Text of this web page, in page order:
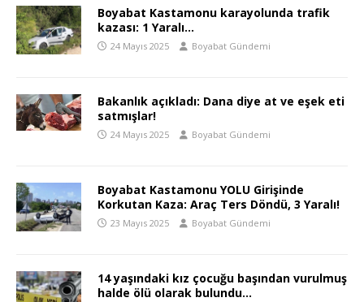
Boyabat Kastamonu karayolunda trafik
kazası: 1 Yaralı…
24 Mayıs 2025 Boyabat Gündemi
Bakanlık açıkladı: Dana diye at ve eşek eti
satmışlar!
24 Mayıs 2025 Boyabat Gündemi
Boyabat Kastamonu YOLU Girişinde
Korkutan Kaza: Araç Ters Döndü, 3 Yaralı!
23 Mayıs 2025 Boyabat Gündemi
14 yaşındaki kız çocuğu başından vurulmuş
halde ölü olarak bulundu…